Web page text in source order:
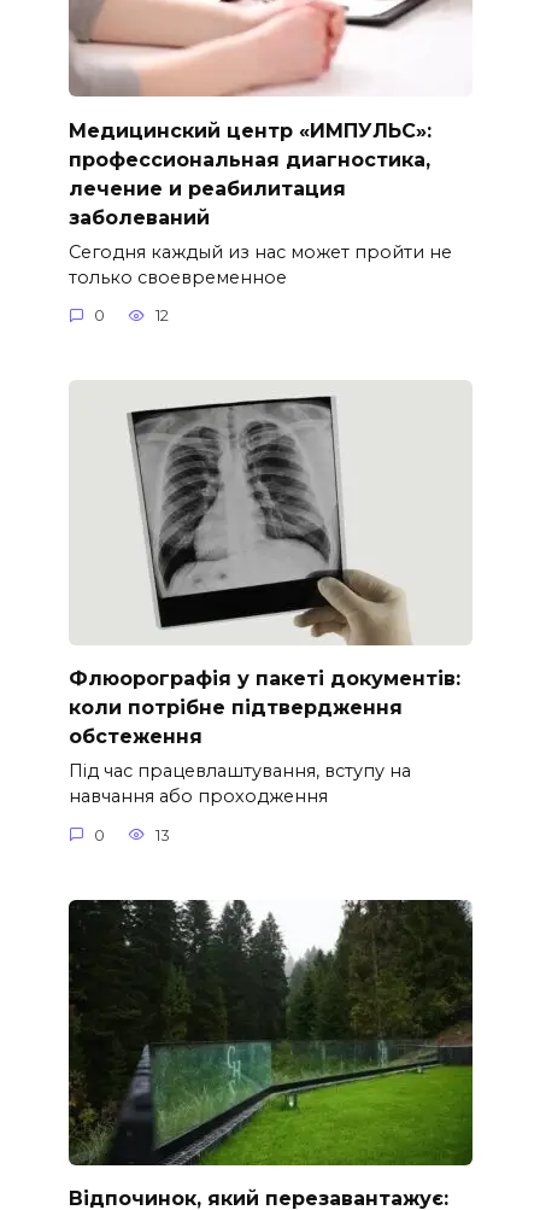
Медицинский центр «ИМПУЛЬС»:
профессиональная диагностика,
лечение и реабилитация
заболеваний
Сегодня каждый из нас может пройти не
только своевременное
0 12
Флюорографія у пакеті документів:
коли потрібне підтвердження
обстеження
Під час працевлаштування, вступу на
навчання або проходження
0 13
Відпочинок, який перезавантажує: